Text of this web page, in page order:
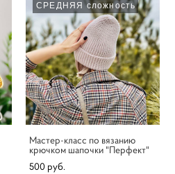
СРЕДНЯЯ сложность
Мастер-класс по вязанию
крючком шапочки "Перфект"
500 pуб.